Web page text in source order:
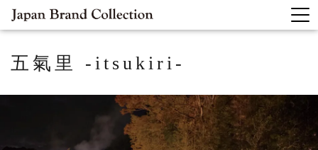
五氣里 -itsukiri-